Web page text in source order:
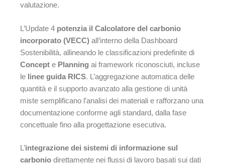
valutazione.
L’Update 4 potenzia il Calcolatore del carbonio
incorporato (VECC) all’interno della Dashboard
Sostenibilità, allineando le classificazioni predefinite di
Concept e Planning ai framework riconosciuti, incluse
le linee guida RICS. L’aggregazione automatica delle
quantità e il supporto avanzato alla gestione di unità
miste semplificano l’analisi dei materiali e rafforzano una
documentazione conforme agli standard, dalla fase
concettuale fino alla progettazione esecutiva.
L’integrazione dei sistemi di informazione sul
carbonio direttamente nei flussi di lavoro basati sui dati